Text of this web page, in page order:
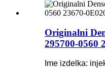
Originalni
295700-0560
Ime izdelka: